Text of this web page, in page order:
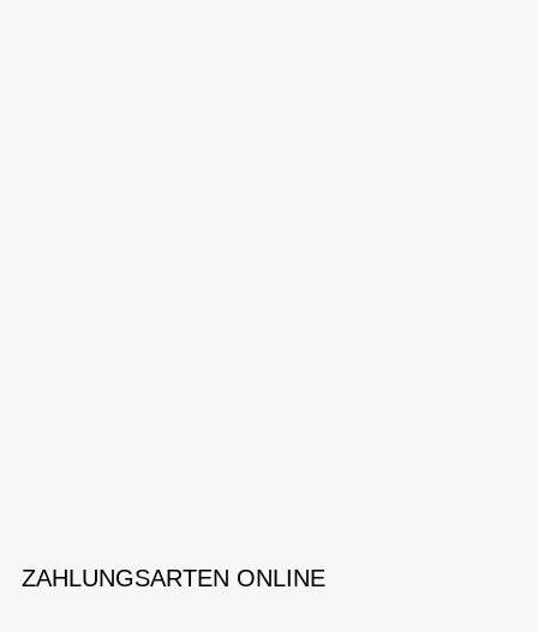
ZAHLUNGSARTEN ONLINE